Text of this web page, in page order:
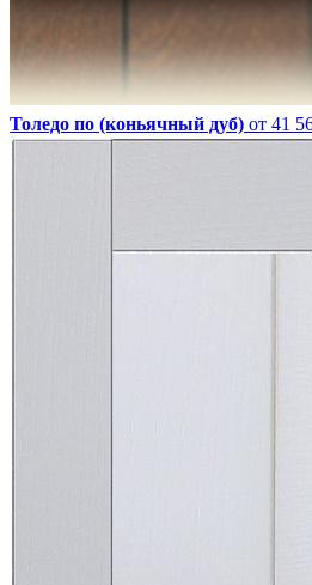
Толедо по (коньячный дуб) от 41